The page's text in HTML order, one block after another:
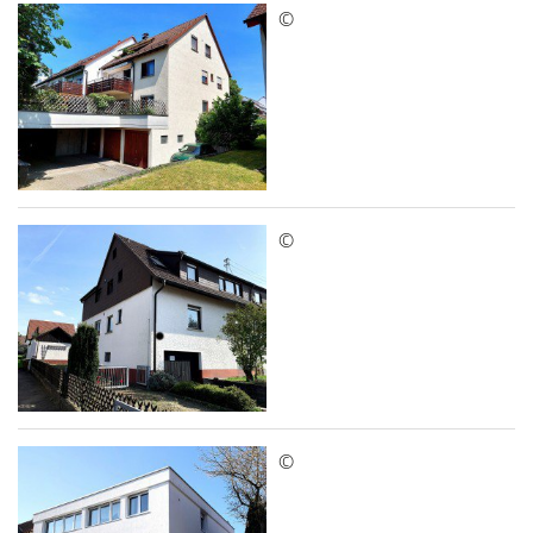
©
©
©